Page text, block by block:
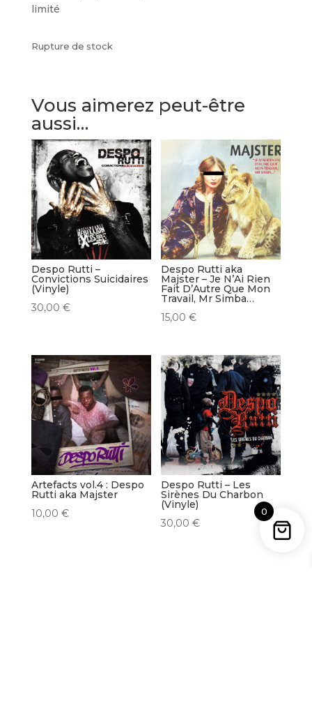
limité
Rupture de stock
Vous aimerez peut-être
aussi…
Despo Rutti –
Convictions Suicidaires
(Vinyle)
30,00 €
Despo Rutti aka
Majster – Je N’Ai Rien
Fait D’Autre Que Mon
Travail, Mr Simba…
15,00€
Artefacts vol.4 : Despo
Rutti aka Majster
10,00 €
Despo Rutti – Les
Sirènes Du Charbon
(Vinyle)
30,00€
0